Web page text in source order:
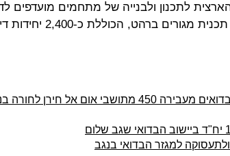
לתכנון ולבנייה של מתחמים מועדפים
ברהט, הכוללת כ-2,400 יחידות דיור.
הרשות לפיתוח התיישבות הבדואים מעבירה 450 מתושבי אום אל חירן
למגזר הבדואי בנגב